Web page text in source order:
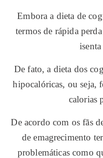
Embora a dieta de
termos de rápida
De fato, a dieta dos
hipocalóricas, ou seja,
calorias
De acordo com os fãs
de emagrecimento
problemáticas como